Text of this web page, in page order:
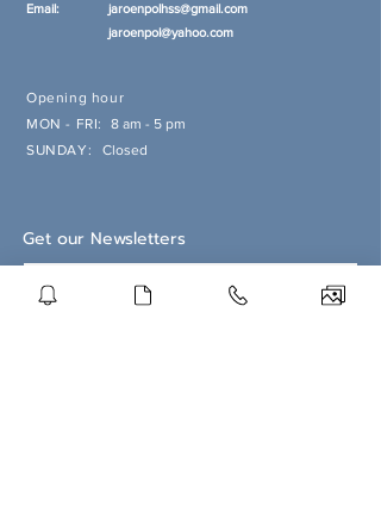
Email:
jaroenpolhss@gmail.com
jaroenpol@yahoo.com
Opening hour
MON - FRI:
8 am - 5 pm
SUNDAY: Closed
Get our Newsletters